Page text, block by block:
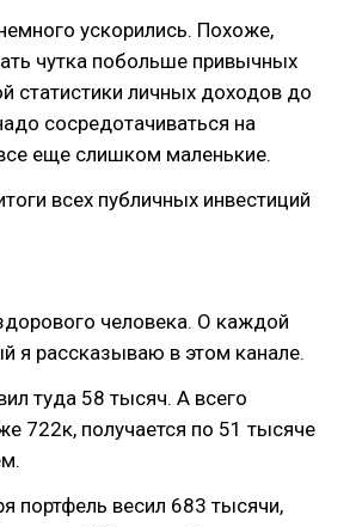
ускорились. Похоже,
чутка побольше привычных
статистики личных доходов до
сосредотачиваться на
еще слишком маленькие.
всех публичных инвестиций
человека. О каждой
я рассказываю в этом канале.
туда 58 тысяч. А всего
722к, получается по 51 тысяче
портфель весил 683 тысячи,